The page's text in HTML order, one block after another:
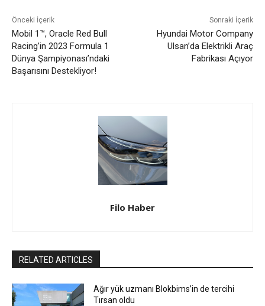
Önceki İçerik
Mobil 1™, Oracle Red Bull
Racing’in 2023 Formula 1
Dünya Şampiyonası’ndaki
Başarısını Destekliyor!
Sonraki İçerik
Hyundai Motor Company
Ulsan’da Elektrikli Araç
Fabrikası Açıyor
Filo Haber
RELATED ARTICLES
Ağır yük uzmanı Blokbims’in de tercihi
Tırsan oldu